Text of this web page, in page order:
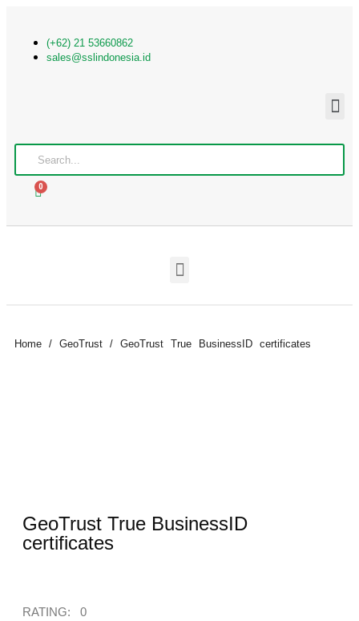
(+62) 21 53660862
sales@sslindonesia.id
0
Home / GeoTrust / GeoTrust True BusinessID certificates
GeoTrust True BusinessID
certificates
RATING: 0